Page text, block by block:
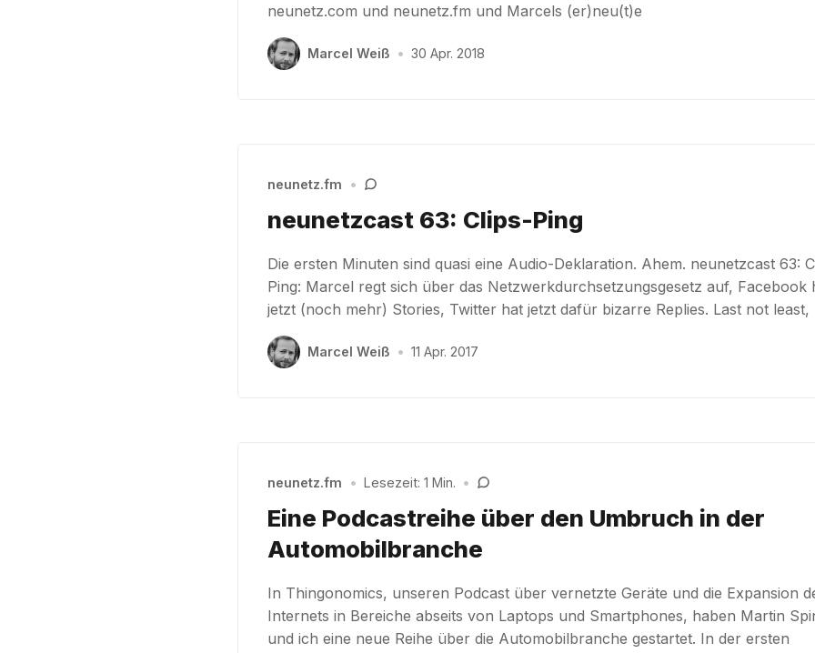
neunetz.com und neunetz.fm und Marcels (er)neu(t)e
Marcel Weiß • 30 Apr. 2018
neunetz.fm •
neunetzcast 63: Clips-Ping
Die ersten Minuten sind quasi eine Audio-Deklaration. Ahem. neunetzcast 63:
Ping: Marcel regt sich über das Netzwerkdurchsetzungsgesetz auf, Facebook
jetzt (noch mehr) Stories, Twitter hat jetzt dafür bizarre Replies. Last not least,
Marcel Weiß • 11 Apr. 2017
neunetz.fm • Lesezeit: 1 Min. •
Eine Podcastreihe über den Umbruch in der
Automobilbranche
In Thingonomics, unseren Podcast über vernetzte Geräte und die Expansion
Internets in Bereiche abseits von Laptops und Smartphones, haben Martin
und ich eine neue Reihe über die Automobilbranche gestartet. In der ersten